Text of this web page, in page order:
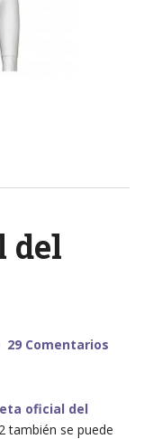
del
29 Comentarios
oficial del
también se puede